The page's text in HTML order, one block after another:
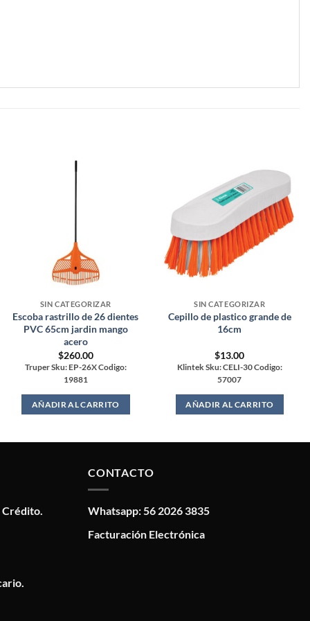
SIN CATEGORIZAR
Escoba rastrillo de 26 dientes
PVC 65cm jardin mango
acero
$260.00
Truper Sku: EP-26X Codigo:
19881
AÑADIR AL CARRITO
SIN CATEGORIZAR
Cepillo de plastico grande de
16cm
$13.00
Klintek Sku: CELI-30 Codigo:
57007
AÑADIR AL CARRITO
CONTACTO
Whatsapp: 56 2026 3835
Facturación Electrónica